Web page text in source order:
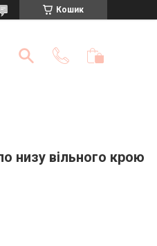
Кошик
низу вільного крою